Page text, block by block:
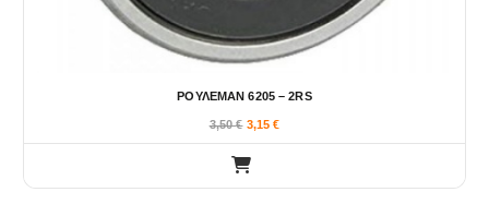
ΡΟΥΛΕΜΑΝ 6205 – 2RS
3,50€ 3,15€